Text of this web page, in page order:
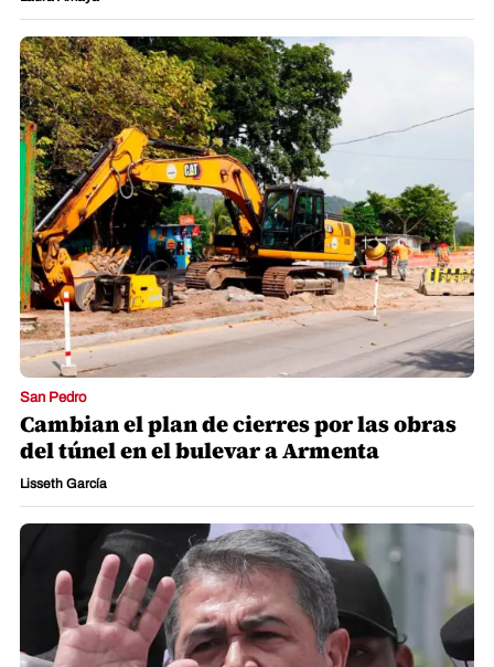
San Pedro
Cambian el plan de cierres por las obras
del túnel en el bulevar a Armenta
Lisseth García